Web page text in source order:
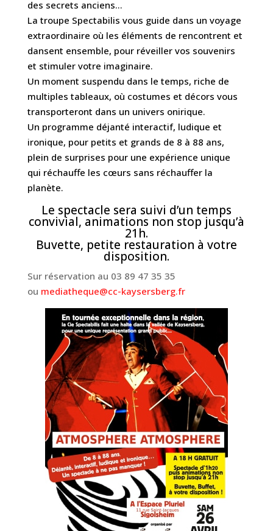
des secrets anciens…
La troupe Spectabilis vous guide dans un voyage
extraordinaire où les éléments de rencontrent et
dansent ensemble, pour réveiller vos souvenirs
et stimuler votre imaginaire.
Un moment suspendu dans le temps, riche de
multiples tableaux, où costumes et décors vous
transporteront dans un univers onirique.
Un programme déjanté interactif, ludique et
ironique, pour petits et grands de 8 à 88 ans,
plein de surprises pour une expérience unique
qui réchauffe les cœurs sans réchauffer la
planète.
Le spectacle sera suivi d’un temps
convivial, animations non stop jusqu’à
21h.
Buvette, petite restauration à votre
disposition.
Sur réservation au 03 89 47 35 35
ou mediatheque@cc-kaysersberg.fr